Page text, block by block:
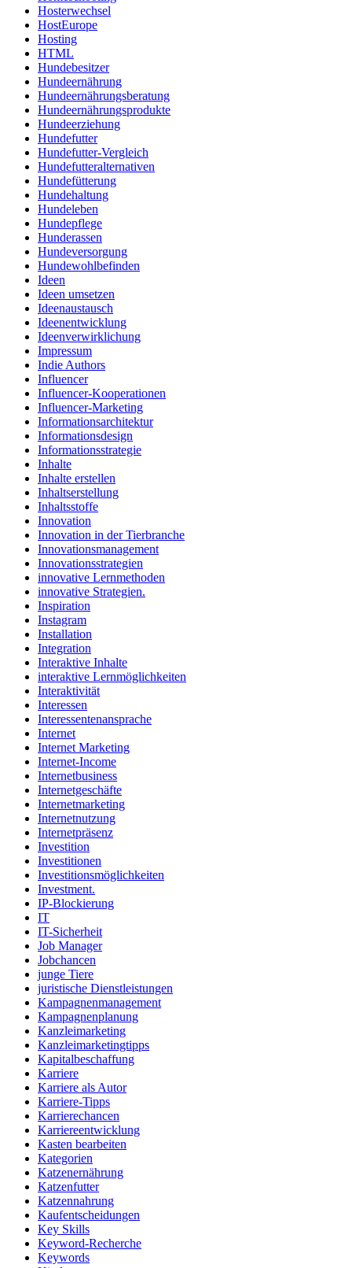
Hosterwechsel
HostEurope
Hosting
HTML
Hundebesitzer
Hundeernährung
Hundeernährungsberatung
Hundeernährungsprodukte
Hundeerziehung
Hundefutter
Hundefutter-Vergleich
Hundefutteralternativen
Hundefütterung
Hundehaltung
Hundeleben
Hundepflege
Hunderassen
Hundeversorgung
Hundewohlbefinden
Ideen
Ideen umsetzen
Ideenaustausch
Ideenentwicklung
Ideenverwirklichung
Impressum
Indie Authors
Influencer
Influencer-Kooperationen
Influencer-Marketing
Informationsarchitektur
Informationsdesign
Informationsstrategie
Inhalte
Inhalte erstellen
Inhaltserstellung
Inhaltsstoffe
Innovation
Innovation in der Tierbranche
Innovationsmanagement
Innovationsstrategien
innovative Lernmethoden
innovative Strategien.
Inspiration
Instagram
Installation
Integration
Interaktive Inhalte
interaktive Lernmöglichkeiten
Interaktivität
Interessen
Interessentenansprache
Internet
Internet Marketing
Internet-Income
Internetbusiness
Internetgeschäfte
Internetmarketing
Internetnutzung
Internetpräsenz
Investition
Investitionen
Investitionsmöglichkeiten
Investment.
IP-Blockierung
IT
IT-Sicherheit
Job Manager
Jobchancen
junge Tiere
juristische Dienstleistungen
Kampagnenmanagement
Kampagnenplanung
Kanzleimarketing
Kanzleimarketingtipps
Kapitalbeschaffung
Karriere
Karriere als Autor
Karriere-Tipps
Karrierechancen
Karriereentwicklung
Kasten bearbeiten
Kategorien
Katzenernährung
Katzenfutter
Katzennahrung
Kaufentscheidungen
Key Skills
Keyword-Recherche
Keywords